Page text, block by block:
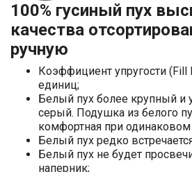
100% гусиный пух
качества
ручную
Коэффициент упругости
единиц;
Белый пух более крупный и
серый. Подушка из белого
комфортная при одинаковом
Белый пух редко
Белый пух не будет
наперник;